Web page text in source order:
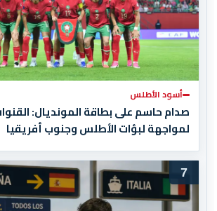
أسود الأطلس
صدام حاسم على بطاقة المونديال:
لمواجهة لبؤات الأطلس وجنوب أفريقيا
7